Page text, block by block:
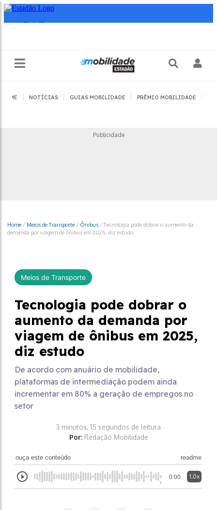
HOME NOTÍCIAS GUIAS MOBILIDADE PRÊMIO MOBILIDADE
Publicidade
Home / Meios de Transporte / Ônibus /Tecnologia pode dobrar o aumento da
demanda por viagem de ônibus em 2025, diz estudo
Meios de Transporte
Tecnologia pode dobrar o
aumento da demanda por
viagem de ônibus em 2025,
diz estudo
De acordo com anuário de mobilidade,
plataformas de intermediação podem ainda
incrementar em 80% a geração de empregos no
setor
3 minutos, 15 segundos de leitura
Por: Redação Mobilidade
ouça este conteúdo readme
0:00 1.0x